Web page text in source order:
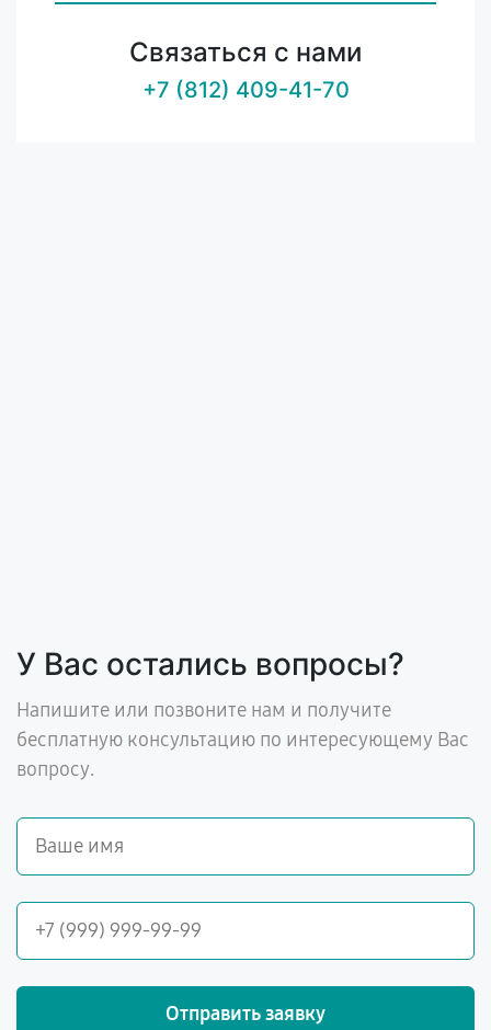
Связаться с нами
+7 (812) 409-41-70
У Вас остались вопросы?
Напишите или позвоните нам и получите
бесплатную консультацию по интересующему Вас
вопросу.
Отправить заявку